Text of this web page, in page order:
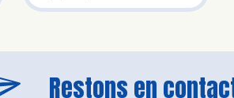
Restons en